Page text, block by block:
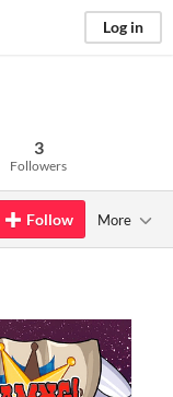
Log in
3
Followers
Follow More